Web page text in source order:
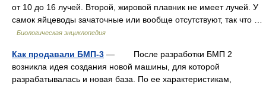
от 10 до 16 лучей. Второй, жировой плавник не имеет лучей. У
самок яйцеводы зачаточные или вообще отсутствуют, так что …
Биологическая энциклопедия
Как продавали БМП-3 — После разработки БМП 2
возникла идея создания новой машины, для которой
разрабатывалась и новая база. По ее характеристикам,